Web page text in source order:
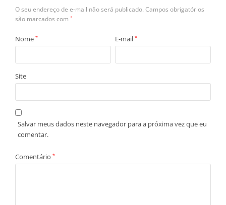
O seu endereço de e-mail não será publicado. Campos obrigatórios
são marcados com *
Nome * E-mail *
Site
Salvar meus dados neste navegador para a próxima vez que eu
comentar.
Comentário *